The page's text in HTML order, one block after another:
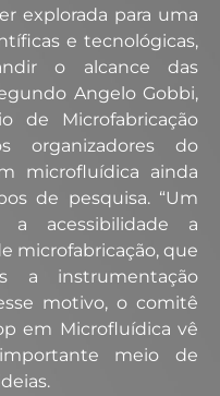
explorada para uma
e tecnológicas,
o alcance das
Angelo Gobbi,
de Microfabricação
organizadores do
microfluídica ainda
de pesquisa. “Um
acessibilidade a
microfabricação, que
a instrumentação
motivo, o comitê
em Microfluídica vê
meio de